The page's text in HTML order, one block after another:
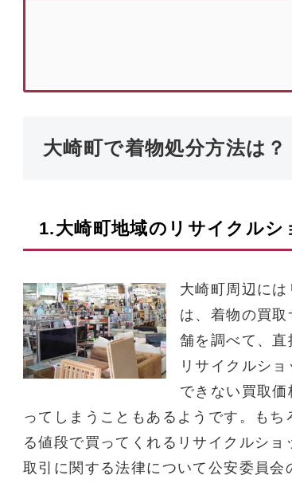
大崎町で着物処分方法は？
1.大崎町地域のリサイクルシ
大崎町周辺に
は、着物の買
舗を調べて、直
リサイクルシ
できない買取
ってしまうこともあるようです。も
る値段で買ってくれるリサイクルシ
取引に関する法律について公安委員